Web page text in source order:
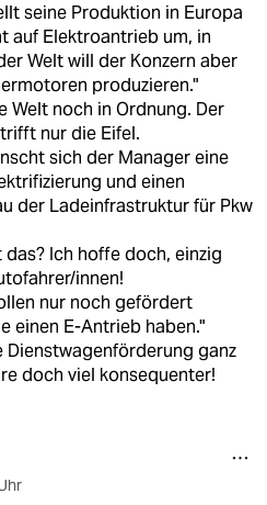
seine Produktion in Europa
auf Elektroantrieb um, in
Welt will der Konzern aber
produzieren."
Welt noch in Ordnung. Der
nur die Eifel.
sich der Manager eine
und einen
der Ladeinfrastruktur für Pkw
das? Ich hoffe doch, einzig
innen!
nur noch gefördert
einen E-Antrieb haben."
Dienstwagenförderung ganz
doch viel konsequenter!